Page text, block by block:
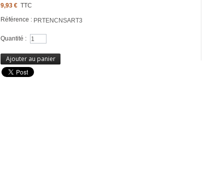
9,93 € TTC
Référence : PRTENCNSART3
Quantité :
Ajouter au panier